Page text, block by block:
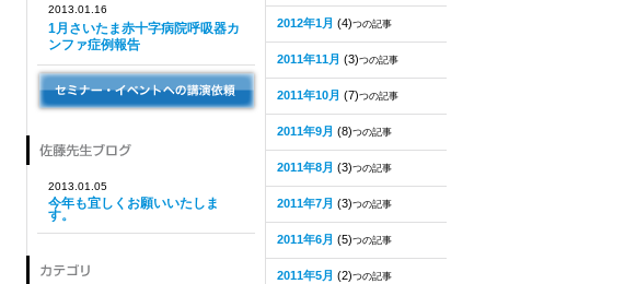
2013.01.16
1月さいたま赤十字病院呼吸器カ
ンファ症例報告
2013.01.05
今年も宜しくお願いいたしま
す。
2012年1月 (4)つの記事
2011年11月 (3)つの記事
2011年10月 (7)つの記事
2011年9月 (8)つの記事
2011年8月 (3)つの記事
2011年7月 (3)つの記事
2011年6月 (5)つの記事
2011年5月 (2)つの記事